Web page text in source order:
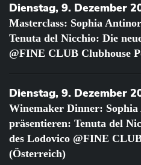
Dienstag, 9. Dezember
Masterclass: Sophia
Tenuta del Nicchio: Die
@FINE CLUB Clubhouse
Dienstag, 9. Dezember
Winemaker Dinner:
präsentieren: Tenuta del
des Lodovico @FINE
(Österreich)